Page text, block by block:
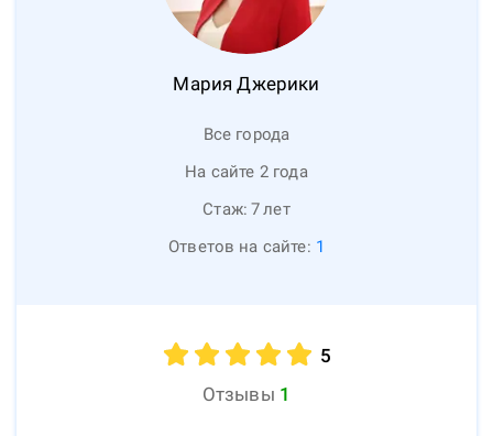
Мария Джерики
Все города
На сайте 2 года
Стаж: 7лет
Ответов на сайте: 1
5
Отзывы 1